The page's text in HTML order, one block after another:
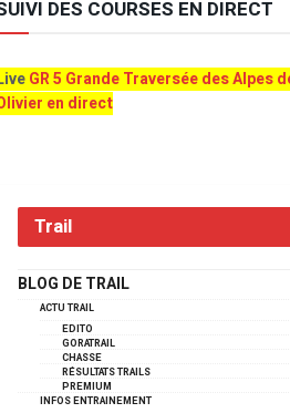
DES COURSES EN DIRECT
GR 5 Grande Traversée des Alpes
en direct
Trail
BLOG DE TRAIL
ACTU TRAIL
EDITO
GORATRAIL
CHASSE
RÉSULTATS TRAILS
PREMIUM
INFOS ENTRAINEMENT